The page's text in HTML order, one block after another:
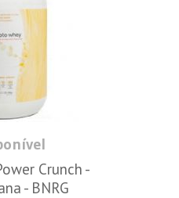
Crunch -
- BNRG